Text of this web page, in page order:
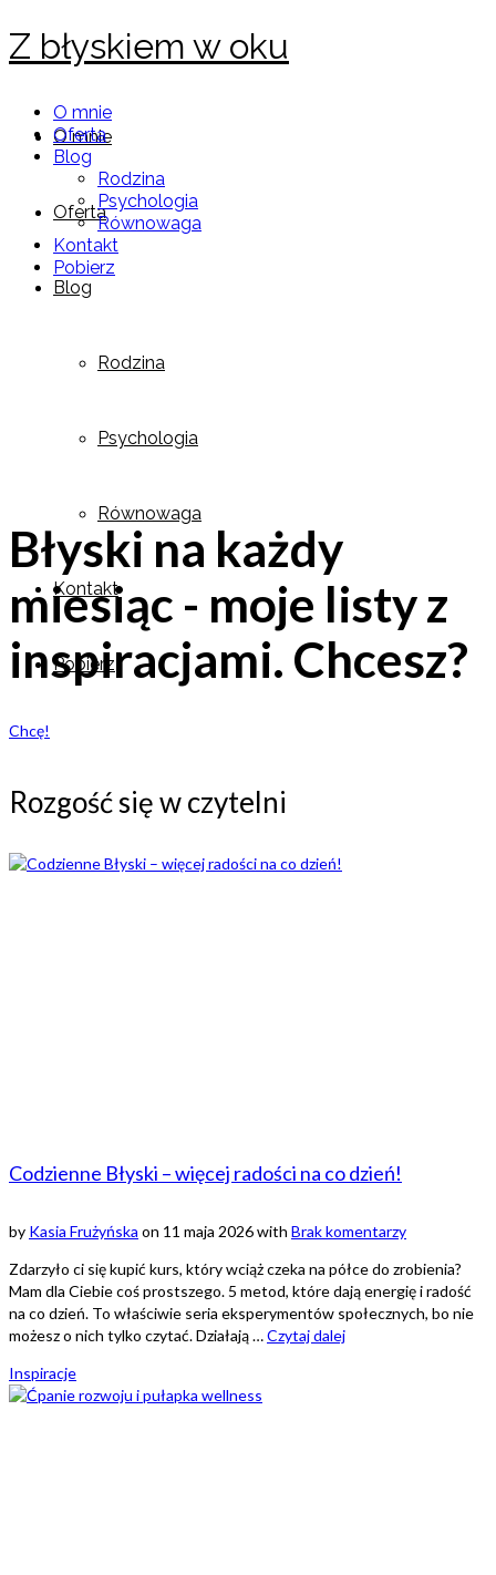
Z błyskiem w oku
O mnie
Oferta
Blog
Rodzina
Psychologia
Równowaga
Kontakt
Pobierz
O mnie
Oferta
Blog
Rodzina
Psychologia
Równowaga
Kontakt
Pobierz
Błyski na każdy
miesiąc - moje listy z
inspiracjami. Chcesz?
Chcę!
Rozgość się w czytelni
Codzienne Błyski – więcej radości na co dzień!
by Kasia Frużyńska on 11 maja 2026with Brak komentarzy
Zdarzyło ci się kupić kurs, który wciąż czeka na półce do zrobienia?
Mam dla Ciebie coś prostszego. 5 metod, które dają energię i radość
na co dzień. To właściwie seria eksperymentów społecznych, bo nie
możesz o nich tylko czytać. Działają …Czytaj dalej
Inspiracje